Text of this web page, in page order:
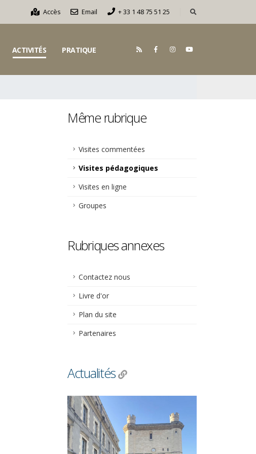
Accès Email + 33 1 48 75 51 25
ACTIVITÉS PRATIQUE
Même rubrique
Visites commentées
Visites pédagogiques
Visites en ligne
Groupes
Rubriques annexes
Contactez nous
Livre d'or
Plan du site
Partenaires
Actualités